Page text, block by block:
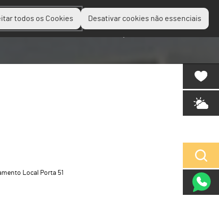
todos os Cookies Desativar cookies não essenciais
Planear Descobrir
Local Porta 51